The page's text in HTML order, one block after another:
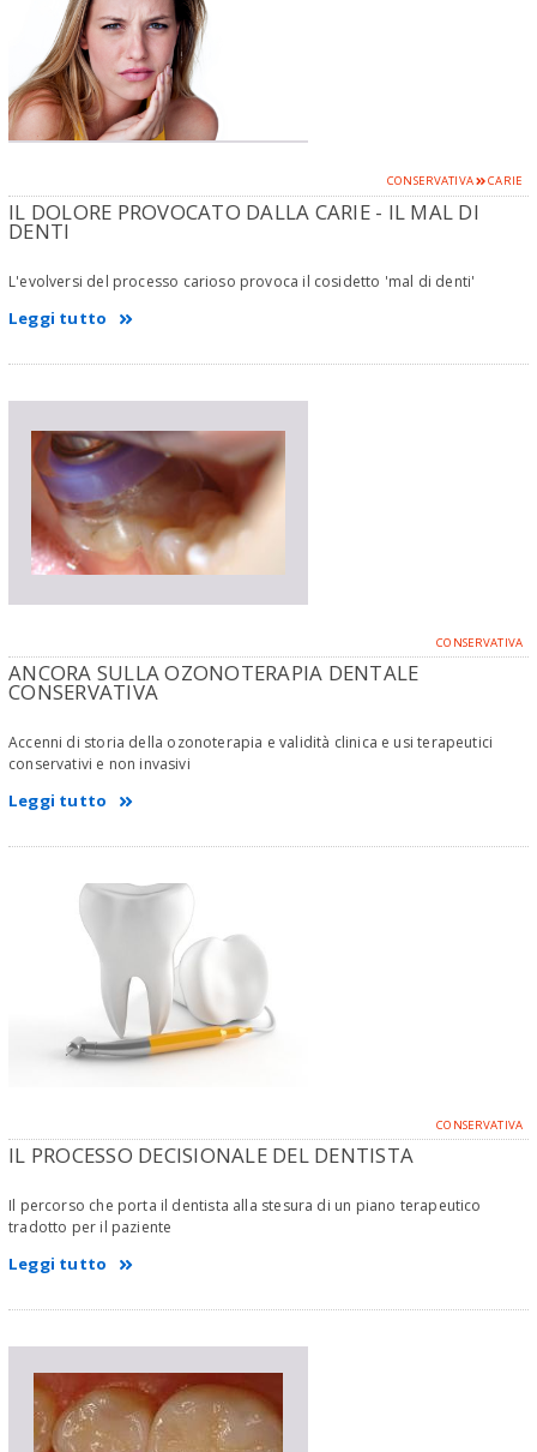
CONSERVATIVA CARIE
IL DOLORE PROVOCATO DALLA CARIE - IL MAL DI
DENTI
L'evolversi del processo carioso provoca il cosidetto 'mal di denti'
Leggi tutto
CONSERVATIVA
ANCORA SULLA OZONOTERAPIA DENTALE
CONSERVATIVA
Accenni di storia della ozonoterapia e validità clinica e usi terapeutici
conservativi e non invasivi
Leggi tutto
CONSERVATIVA
IL PROCESSO DECISIONALE DEL DENTISTA
Il percorso che porta il dentista alla stesura di un piano terapeutico
tradotto per il paziente
Leggi tutto